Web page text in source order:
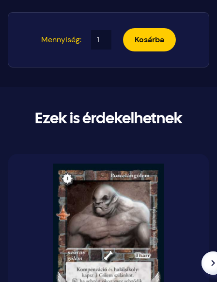
Mennyiség: Kosárba
Ezek is érdekelhetnek